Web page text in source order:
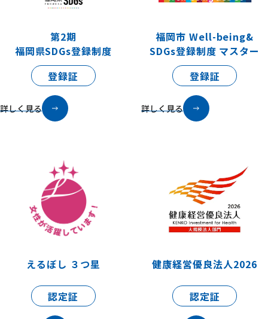
第2期
福岡県SDGs登録制度
登録証
詳しく見る
福岡市 Well-being&
SDGs登録制度 マスター
登録証
詳しく見る
えるぼし ３つ星
認定証
健康経営優良法人2026
認定証